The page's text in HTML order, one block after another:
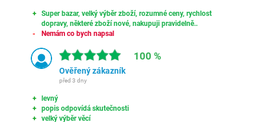
Super bazar, velký výběr zboží, rozumné ceny, rychlost
dopravy, některé zboží nové, nakupuji pravidelně..
Nemám co bych napsal
100 %
Ověřený zákazník
před 3 dny
levný
popis odpovídá skutečnosti
velký výběr věcí